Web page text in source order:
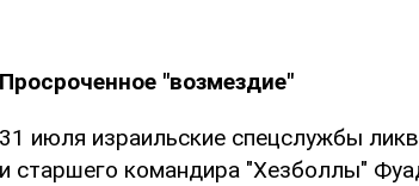
Просроченное "возмездие"
31 июля израильские спецслужбы
и старшего командира "Хезболлы"